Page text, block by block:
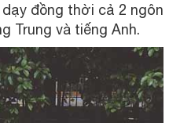
đồng thời cả 2 ngôn
Trung và tiếng Anh.